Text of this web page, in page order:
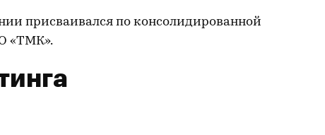
присваивался по консолидированной
«ТМК».